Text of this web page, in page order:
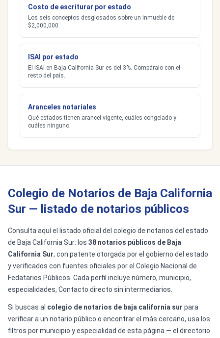
Costo de escriturar por estado
Los seis conceptos desglosados sobre un inmueble de
$2,000,000.
ISAI por estado
El ISAI en Baja California Sur es del 3%. Compáralo con el
resto del país.
Aranceles notariales
Qué estados tienen arancel vigente, cuáles congelado y
cuáles ninguno.
Colegio de Notarios de Baja California
Sur — listado de notarios públicos
Consulta aquí el listado oficial del colegio de notarios del estado
de Baja California Sur: los 38 notarios públicos de Baja
California Sur, con patente otorgada por el gobierno del estado
y verificados con fuentes oficiales por el Colegio Nacional de
Fedatarios Públicos. Cada perfil incluye número, municipio,
especialidades, Contacto directo sin intermediarios.
Si buscas al colegio de notarios de baja california sur para
verificar a un notario público o encontrar el más cercano, usa los
filtros por municipio y especialidad de esta página — el directorio